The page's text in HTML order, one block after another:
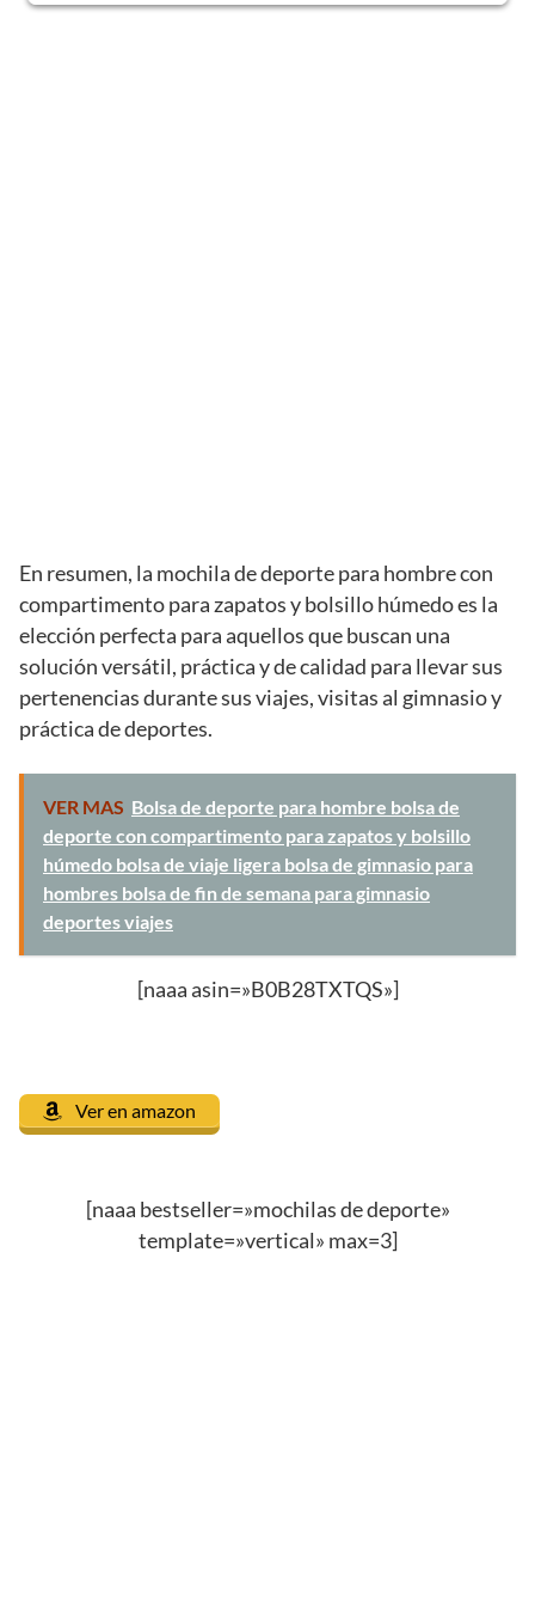
En resumen, la mochila de deporte para hombre con
compartimento para zapatos y bolsillo húmedo es la
elección perfecta para aquellos que buscan una
solución versátil, práctica y de calidad para llevar sus
pertenencias durante sus viajes, visitas al gimnasio y
práctica de deportes.
VER MAS Bolsa de deporte para hombre bolsa de
deporte con compartimento para zapatos y bolsillo
húmedo bolsa de viaje ligera bolsa de gimnasio para
hombres bolsa de fin de semana para gimnasio
deportes viajes
[naaa asin=»B0B28TXTQS»]
Ver en amazon
[naaa bestseller=»mochilas de deporte»
template=»vertical» max=3]